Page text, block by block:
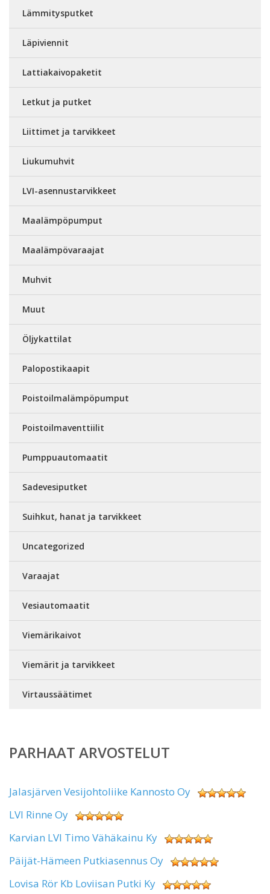
Lämmitysputket
Läpiviennit
Lattiakaivopaketit
Letkut ja putket
Liittimet ja tarvikkeet
Liukumuhvit
LVI-asennustarvikkeet
Maalämpöpumput
Maalämpövaraajat
Muhvit
Muut
Öljykattilat
Palopostikaapit
Poistoilmalämpöpumput
Poistoilmaventtiilit
Pumppuautomaatit
Sadevesiputket
Suihkut, hanat ja tarvikkeet
Uncategorized
Varaajat
Vesiautomaatit
Viemärikaivot
Viemärit ja tarvikkeet
Virtaussäätimet
PARHAAT ARVOSTELUT
Jalasjärven Vesijohtoliike Kannosto Oy
LVI Rinne Oy
Karvian LVI Timo Vähäkainu Ky
Päijät-Hämeen Putkiasennus Oy
Lovisa Rör Kb Loviisan Putki Ky